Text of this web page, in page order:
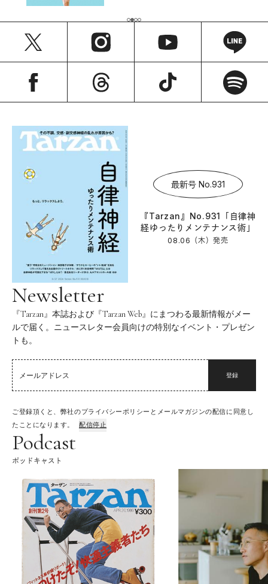
最新号 No.931
『Tarzan』No.931「自律神
経ゆったりメンテナンス術」
08.06（木）発売
Newsletter
『Tarzan』本誌および『Tarzan Web』にまつわる最新情報がメー
ルで届く。ニュースレター会員向けの特別なイベント・プレゼン
トも。
登録
ご登録頂くと、弊社のプライバシーポリシーとメールマガジンの配信に同意し
たことになります。
配信停止
Podcast
ポッドキャスト